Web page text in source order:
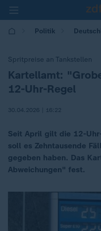
Politik
Spritpreise an Tankstellen
:Kartellamt:
12-Uhr-Regel
30.04.2026 | 16:22
Seit April gilt die 12-
soll es Zehntausende
gegeben haben. Das
Abweichungen" fest.